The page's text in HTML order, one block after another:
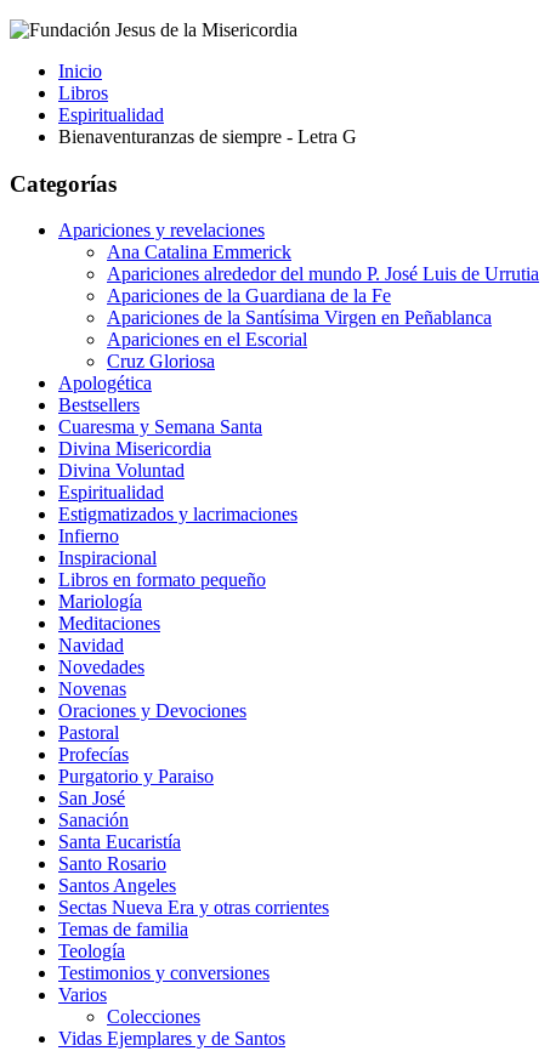
Inicio
Libros
Espiritualidad
Bienaventuranzas de siempre - Letra G
Categorías
Apariciones y revelaciones
Ana Catalina Emmerick
Apariciones alrededor del mundo P. José Luis de Urrutia
Apariciones de la Guardiana de la Fe
Apariciones de la Santísima Virgen en Peñablanca
Apariciones en el Escorial
Cruz Gloriosa
Apologética
Bestsellers
Cuaresma y Semana Santa
Divina Misericordia
Divina Voluntad
Espiritualidad
Estigmatizados y lacrimaciones
Infierno
Inspiracional
Libros en formato pequeño
Mariología
Meditaciones
Navidad
Novedades
Novenas
Oraciones y Devociones
Pastoral
Profecías
Purgatorio y Paraiso
San José
Sanación
Santa Eucaristía
Santo Rosario
Santos Angeles
Sectas Nueva Era y otras corrientes
Temas de familia
Teología
Testimonios y conversiones
Varios
Colecciones
Vidas Ejemplares y de Santos